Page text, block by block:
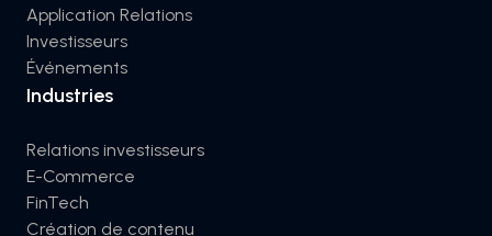
Application Relations
Investisseurs
Événements
Industries
Relations investisseurs
E-Commerce
FinTech
Création de contenu